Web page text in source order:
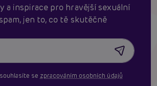
a inspirace pro hravější sexuální
jen to, co tě skutěčně
se zpracováním osobních údajů